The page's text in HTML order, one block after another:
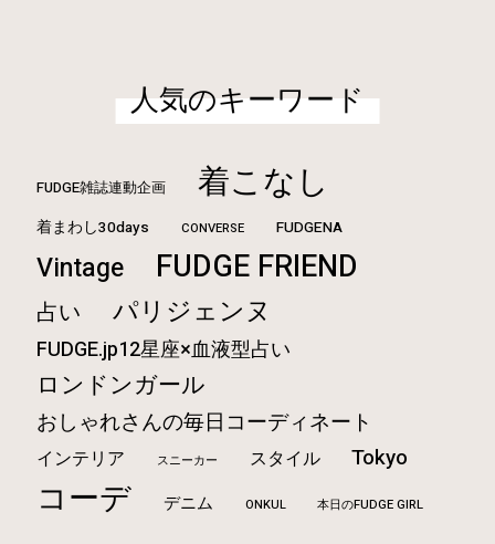
人気のキーワード
FUDGE雑誌連動企画 着こなし
着まわし30days CONVERSE FUDGENA
Vintage FUDGE FRIEND
占い パリジェンヌ
FUDGE.jp12星座×血液型占い
ロンドンガール
おしゃれさんの毎日コーディネート
インテリア スニーカー スタイル Tokyo
コーデ デニム ONKUL 本日のFUDGE GIRL